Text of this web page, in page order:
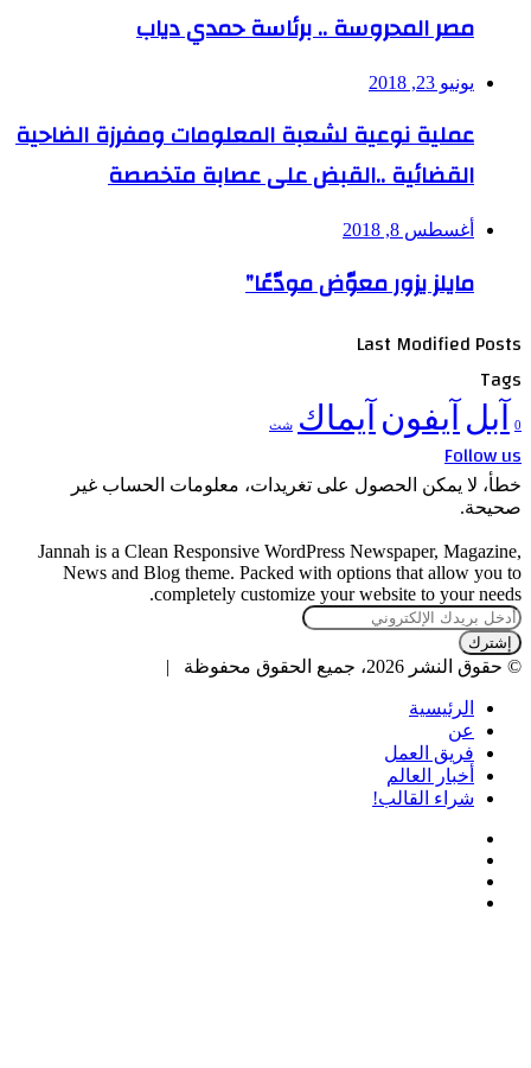
مصر المحروسة .. برئاسة حمدي دياب
يونيو 23, 2018
عملية نوعية لشعبة المعلومات ومفرزة الضاحية
القضائية ..القبض على عصابة متخصصة
أغسطس 8, 2018
مايلز يزور معوّض مودّعًا”
Last Modified Posts
Tags
0 آبل آيفون آيماك شث
Follow us
خطأ، لا يمكن الحصول على تغريدات، معلومات الحساب غير
صحيحة.
Jannah is a Clean Responsive WordPress Newspaper, Magazine,
News and Blog theme. Packed with options that allow you to
completely customize your website to your needs.
أدخل
بريدك
الإلكتروني
© حقوق النشر 2026، جميع الحقوق محفوظة |
الرئيسية
عن
فريق العمل
أخبار العالم
شراء القالب!